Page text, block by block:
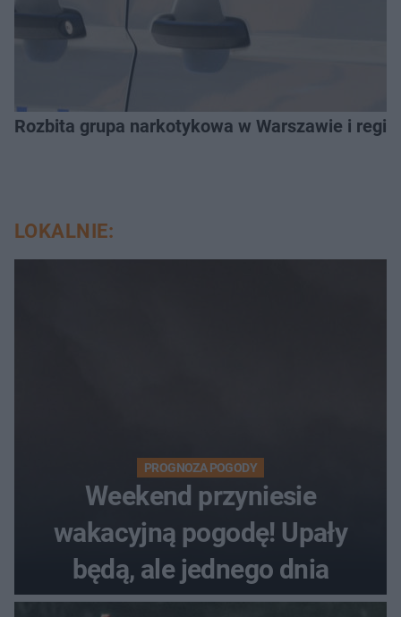
Rozbita grupa narkotykowa w Warszawie i
LOKALNIE:
PROGNOZA POGODY
Weekend przyniesie
wakacyjną pogodę! Upały
będą, ale jednego dnia